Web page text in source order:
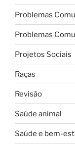
Problemas
Problemas
Projetos Sociais
Raças
Revisão
Saúde animal
Saúde e bem-